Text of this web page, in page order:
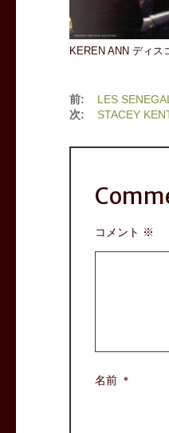
KEREN ANN ディス
前:
LES
次:
STACEY
コメント ※
名前 ＊